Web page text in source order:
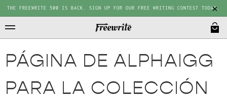
THE FREEWRITE 500 IS BACK. SIGN UP FOR OUR FREE WRITING CONTEST TODAY.
PÁGINA DE ALPHAIGG
PARA LA COLECCIÓN